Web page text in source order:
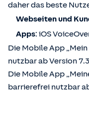
daher das beste
Webseiten und
Apps: iOS
Die Mobile App
nutzbar ab Version
Die Mobile App
barrierefrei nutzbar